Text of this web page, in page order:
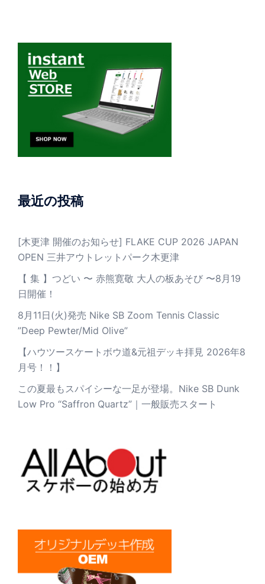
最近の投稿
[木更津 開催のお知らせ] FLAKE CUP 2026 JAPAN
OPEN 三井アウトレットパーク木更津
【 集 】つどい 〜 赤熊寛敬 大人の板あそび 〜8月19
日開催！
8月11日(火)発売 Nike SB Zoom Tennis Classic
”Deep Pewter/Mid Olive”
【ハウツースケートボウ道&元祖デッキ拝見 2026年8
月号！！】
この夏最もスパイシーな一足が登場。Nike SB Dunk
Low Pro “Saffron Quartz”｜一般販売スタート